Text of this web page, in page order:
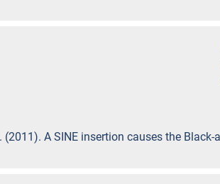
(2011). A SINE insertion causes the